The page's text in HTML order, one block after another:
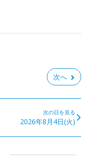
次へ
次の日を見る
2026年8月4日(火)